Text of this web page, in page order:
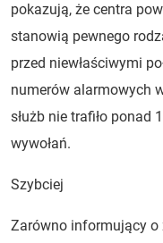
pokazują, że centra
stanowią pewnego
przed niewłaściwymi
numerów alarmowych
służb nie trafiło ponad
wywołań.
Szybciej
Zarówno informujący o